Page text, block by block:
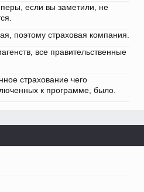
если вы заметили, не
поэтому страховая компания.
все правительственные
страхование чего
к программе, было.